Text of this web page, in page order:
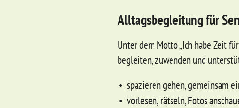
Alltagsbegleitung für
Unter dem Motto „Ich habe Zeit
begleiten, zuwenden und
spazieren gehen, gemeinsam
vorlesen, rätseln, Fotos